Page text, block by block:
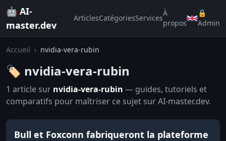
🤖 AI-
master.dev
ArticlesCatégoriesServices
À
propos
🔒
Admin
Accueil › nvidia-vera-rubin
🏷️ nvidia-vera-rubin
1 article sur nvidia-vera-rubin — guides, tutoriels et
comparatifs pour maîtriser ce sujet sur AI-master.dev.
Bull et Foxconn fabriqueront la plateforme